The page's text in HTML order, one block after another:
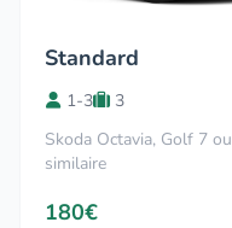
Standard
1-3
3
Skoda Octavia, Golf 7 ou
similaire
180€